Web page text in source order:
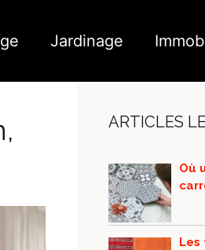
Jardinage
ARTICLES
Où
Les